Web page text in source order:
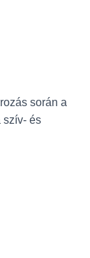
során a
szív- és